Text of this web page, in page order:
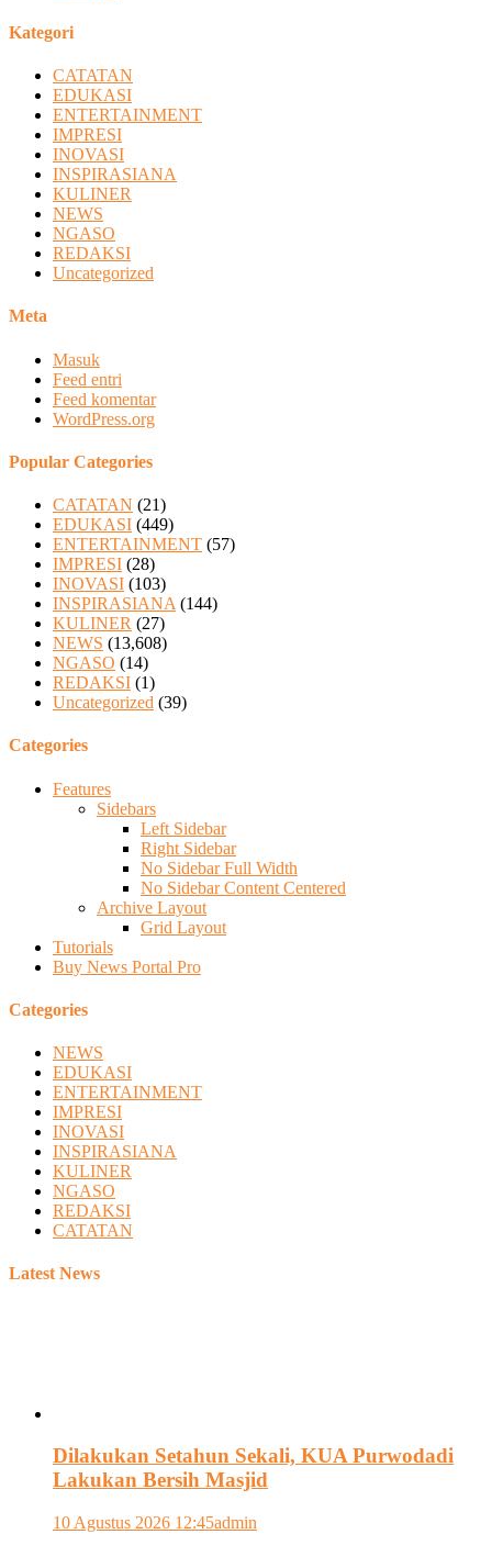
Kategori
CATATAN
EDUKASI
ENTERTAINMENT
IMPRESI
INOVASI
INSPIRASIANA
KULINER
NEWS
NGASO
REDAKSI
Uncategorized
Meta
Masuk
Feed entri
Feed komentar
WordPress.org
Popular Categories
CATATAN (21)
EDUKASI (449)
ENTERTAINMENT (57)
IMPRESI (28)
INOVASI (103)
INSPIRASIANA (144)
KULINER (27)
NEWS (13,608)
NGASO (14)
REDAKSI (1)
Uncategorized (39)
Categories
Features
Sidebars
Left Sidebar
Right Sidebar
No Sidebar Full Width
No Sidebar Content Centered
Archive Layout
Grid Layout
Tutorials
Buy News Portal Pro
Categories
NEWS
EDUKASI
ENTERTAINMENT
IMPRESI
INOVASI
INSPIRASIANA
KULINER
NGASO
REDAKSI
CATATAN
Latest News
Dilakukan Setahun Sekali, KUA Purwodadi
Lakukan Bersih Masjid
10 Agustus 2026 12:45admin